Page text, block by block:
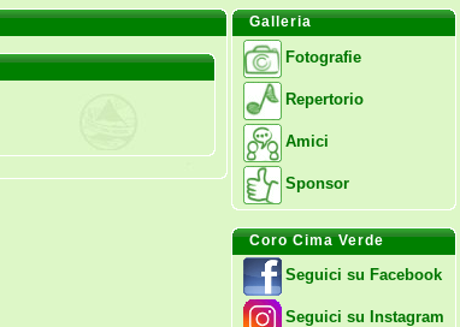
Galleria
Fotografie
Repertorio
Amici
Sponsor
Coro Cima Verde
Seguici su Facebook
Seguici su Instagram